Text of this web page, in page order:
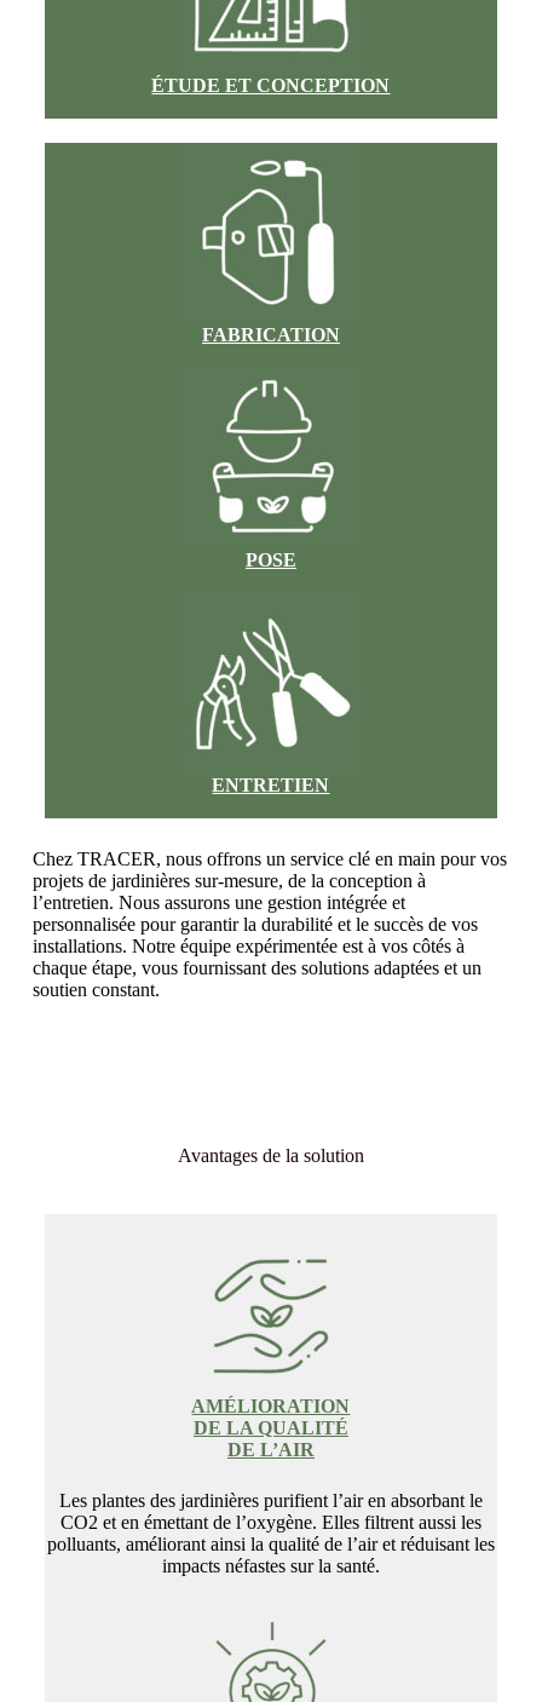
ÉTUDE ET CONCEPTION
FABRICATION
POSE
ENTRETIEN
Chez TRACER, nous offrons un service clé en main pour vos
projets de jardinières sur-mesure, de la conception à
l’entretien. Nous assurons une gestion intégrée et
personnalisée pour garantir la durabilité et le succès de vos
installations. Notre équipe expérimentée est à vos côtés à
chaque étape, vous fournissant des solutions adaptées et un
soutien constant.
Avantages de la solution
AMÉLIORATION
DE LA QUALITÉ
DE L’AIR
Les plantes des jardinières purifient l’air en absorbant le
CO2 et en émettant de l’oxygène. Elles filtrent aussi les
polluants, améliorant ainsi la qualité de l’air et réduisant les
impacts néfastes sur la santé.